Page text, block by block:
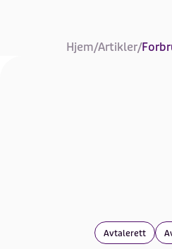
Hjem/Artikler/
Avtalerett